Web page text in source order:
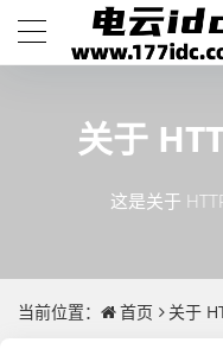
关于
这是关于
当前位置： 首页 关于